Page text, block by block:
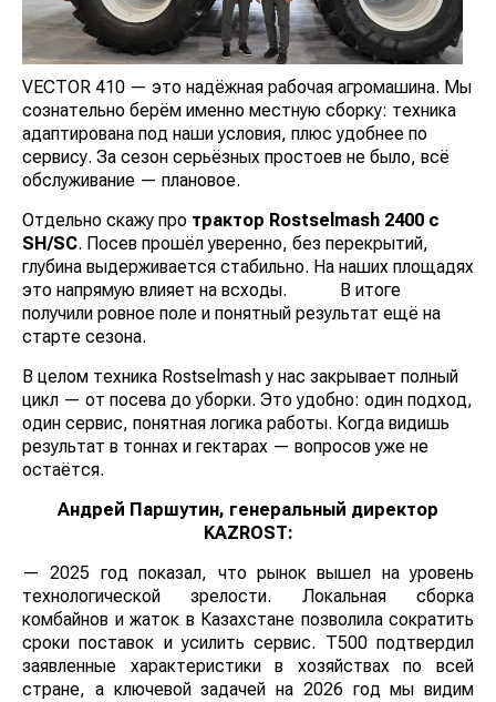
VECTOR 410 — это надёжная рабочая агромашина. Мы
сознательно берём именно местную сборку: техника
адаптирована под наши условия, плюс удобнее по
сервису. За сезон серьёзных простоев не было, всё
обслуживание — плановое.
Отдельно скажу про трактор Rostselmash 2400 с
SH/SC. Посев прошёл уверенно, без перекрытий,
глубина выдерживается стабильно. На наших площадях
это напрямую влияет на всходы. В итоге
получили ровное поле и понятный результат ещё на
старте сезона.
В целом техника Rostselmash у нас закрывает полный
цикл — от посева до уборки. Это удобно: один подход,
один сервис, понятная логика работы. Когда видишь
результат в тоннах и гектарах — вопросов уже не
остаётся.
Андрей Паршутин, генеральный директор
KAZROST:
— 2025 год показал, что рынок вышел на уровень
технологической зрелости. Локальная сборка
комбайнов и жаток в Казахстане позволила сократить
сроки поставок и усилить сервис. Т500 подтвердил
заявленные характеристики в хозяйствах по всей
стране, а ключевой задачей на 2026 год мы видим